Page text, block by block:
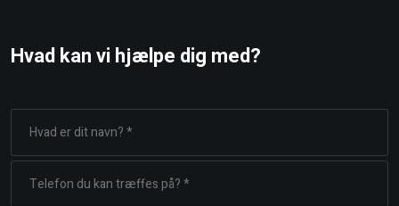
Hvad kan vi hjælpe dig med?